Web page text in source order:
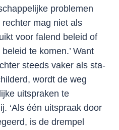
problemen
mag niet als
voor falend beleid of
te komen.’ Want
steeds vaker als sta-
wordt de weg
uitspraken te
‘Als één uitspraak door
is de drempel